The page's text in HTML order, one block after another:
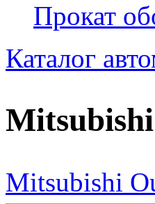
Прокат
Каталог
Mitsubishi